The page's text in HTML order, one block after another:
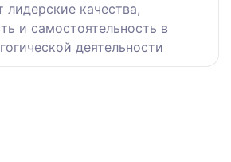
качества,
и самостоятельность в
деятельности